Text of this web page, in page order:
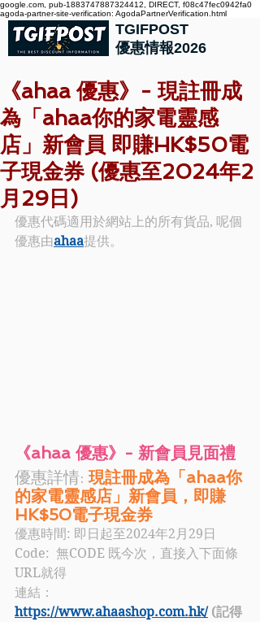
google.com, pub-1883747887324412, DIRECT, f08c47fec0942fa0
agoda-partner-site-verification: AgodaPartnerVerification.html
TGIFPOST
優惠情報2026
《ahaa 優惠》- 現註冊成
為「ahaa你的家電靈感
店」新會員 即賺HK$50電
子現金券 (優惠至2024年2
月29日)
優惠代碼適用於網站上的所有貨品, 呢個
優惠由ahaa提供。
《ahaa 優惠》- 新會員見面禮
優惠詳情: 現註冊成為「ahaa你
的家電靈感店」新會員，即賺
HK$50電子現金券
優惠時間: 即日起至2024年2月29日
Code: 無CODE 既今次，直接入下面條
URL就得
連結：
https://www.ahaashop.com.hk/ (記得